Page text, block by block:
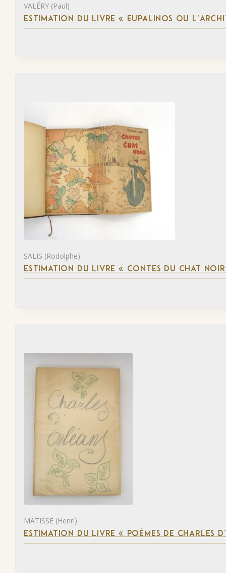
VALÉRY (Paul)
ESTIMATION DU LIVRE « EUPALINOS OU
SALIS (Rodolphe)
ESTIMATION DU LIVRE « CONTES DU CHAT
MATISSE (Henri)
ESTIMATION DU LIVRE « POÈMES DE CHARLES